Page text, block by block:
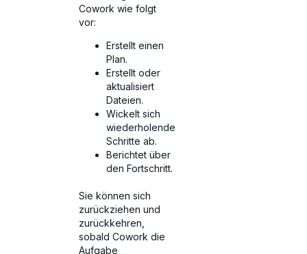
Cowork wie folgt
vor:
Erstellt einen
Plan.
Erstellt oder
aktualisiert
Dateien.
Wickelt sich
wiederholende
Schritte ab.
Berichtet über
den Fortschritt.
Sie können sich
zurückziehen und
zurückkehren,
sobald Cowork die
Aufgabe